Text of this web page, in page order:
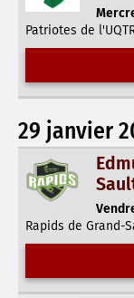
Patriotes de
29 janvier
Rapids de Grand-